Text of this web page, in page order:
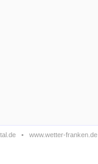
•www.wetter-franken.de